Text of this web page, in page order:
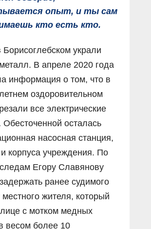
опыт, и ты сам
кто есть кто.
Борисоглебском украли
В апреле 2020 года
информация о том, что в
оздоровительном
все электрические
Обесточенной осталась
насосная станция,
корпуса учреждения. По
Егору Славянову
ранее судимого
жителя, который
с мотком медных
весом более 10